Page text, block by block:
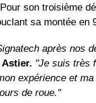
son troisième
sa montée en
après nos
Astier. "Je suis très
expérience et ma
de roue."